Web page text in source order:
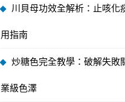
川貝母功效全解析：止咳化
用指南
炒糖色完全教學：破解失敗
業級色澤